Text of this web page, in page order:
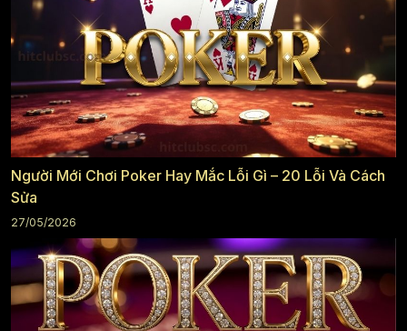
Người Mới Chơi Poker Hay Mắc Lỗi Gì – 20 Lỗi Và Cách
Sửa
27/05/2026